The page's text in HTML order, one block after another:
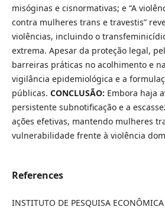
misóginas e cisnormativas; e “A
contra mulheres trans e travestis”
violências, incluindo o
extrema. Apesar da proteção legal,
barreiras práticas no acolhimento e
vigilância epidemiológica e a
públicas. CONCLUSÃO: Embora haja
persistente subnotificação e a
ações efetivas, mantendo mulheres
vulnerabilidade frente à violência
References
INSTITUTO DE PESQUISA